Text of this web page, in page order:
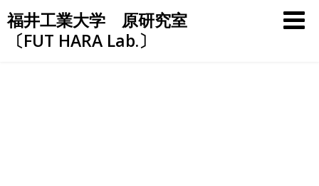
Skip
to
content
福井工業大学 原研究室
〔FUT HARA Lab.〕